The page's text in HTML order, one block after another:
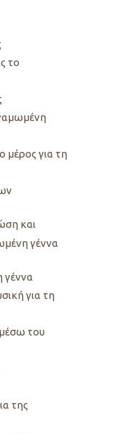
το
μέρος για τη
και
γέννα
γέννα
για τη
του
της